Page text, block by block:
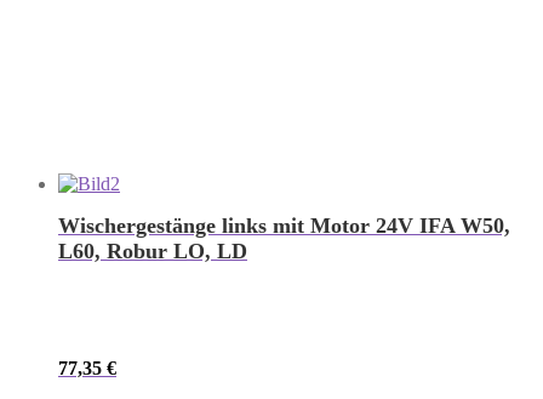
Wischergestänge links mit Motor 24V IFA W50,
L60, Robur LO, LD
77,35 €